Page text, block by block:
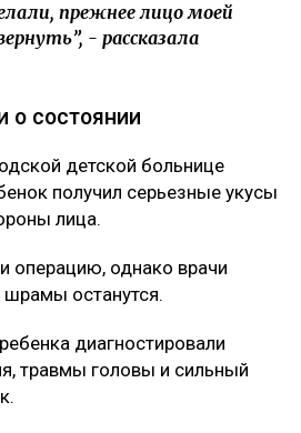
прежнее лицо моей
- рассказала
о состоянии
детской больнице
получил серьезные укусы
лица.
операцию, однако врачи
останутся.
диагностировали
травмы головы и сильный